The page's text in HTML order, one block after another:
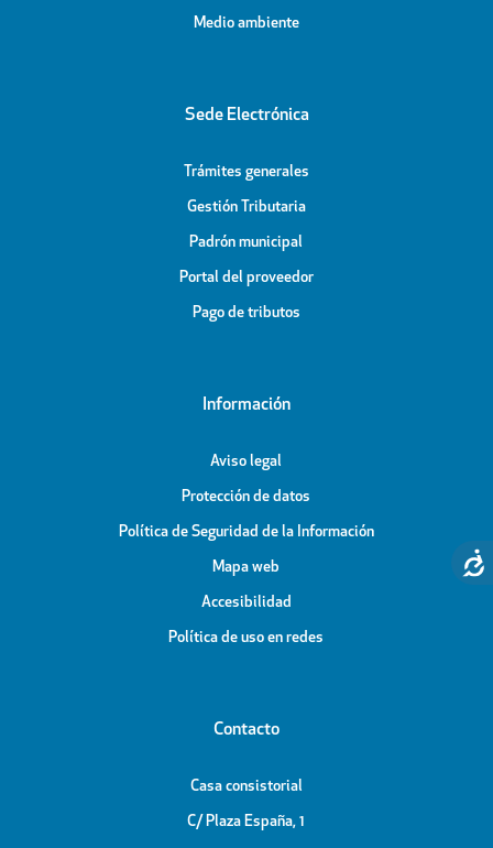
Medio ambiente
Sede Electrónica
Trámites generales
Gestión Tributaria
Padrón municipal
Portal del proveedor
Pago de tributos
Información
Aviso legal
Protección de datos
Política de Seguridad de la Información
Mapa web
Accesibilidad
Política de uso en redes
Contacto
Casa consistorial
C/ Plaza España, 1